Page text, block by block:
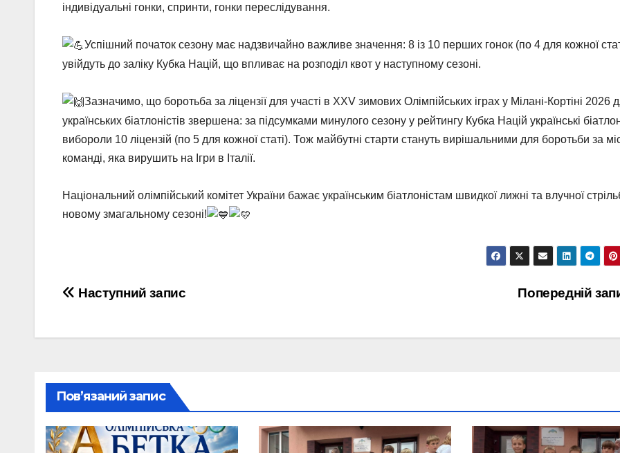
індивідуальні гонки, спринти, гонки переслідування.
Успішний початок сезону має надзвичайно важливе значення: 8 із 10 перших гонок (по 4 для кожної
увійдуть до заліку Кубка Націй, що впливає на розподіл квот у наступному сезоні.
Зазначимо, що боротьба за ліцензії для участі в XXV зимових Олімпійських іграх у Мілані-Кортіні 2026
українських біатлоністів звершена: за підсумками минулого сезону у рейтингу Кубка Націй українські
вибороли 10 ліцензій (по 5 для кожної статі). Тож майбутні старти стануть вирішальними для боротьби за
команді, яка вирушить на Ігри в Італії.
Національний олімпійський комітет України бажає українським біатлоністам швидкої лижні та влучної
новому змагальному сезоні!
Навігація
Попередній
Наступний запис
Пов’язаний запис